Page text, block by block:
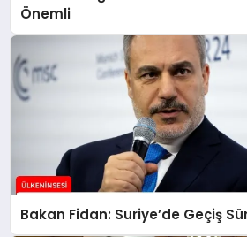
Önemli
Bakan Fidan: Suriye’de Geçiş